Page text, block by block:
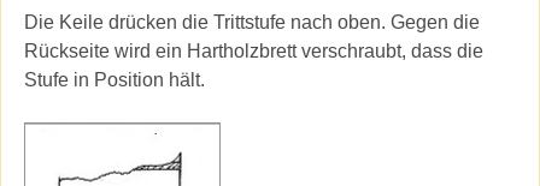
Die Keile drücken die Trittstufe nach oben. Gegen die
Rückseite wird ein Hartholzbrett verschraubt, dass die
Stufe in Position hält.